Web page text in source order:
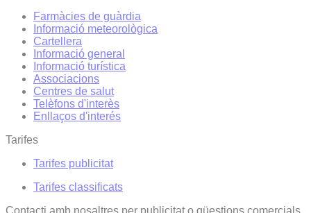
Farmàcies de guàrdia
Informació meteorològica
Cartellera
Informació general
Informació turística
Associacions
Centres de salut
Telèfons d'interès
Enllaços d'interés
Tarifes
Tarifes publicitat
Tarifes classificats